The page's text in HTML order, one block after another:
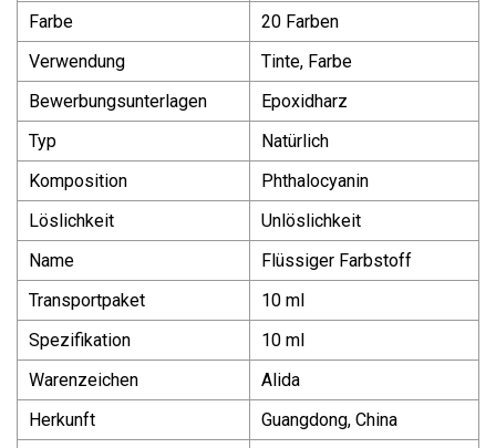
Farbe
20 Farben
Verwendung
Tinte, Farbe
Bewerbungsunterlagen
Epoxidharz
Typ
Natürlich
Komposition
Phthalocyanin
Löslichkeit
Unlöslichkeit
Name
Flüssiger Farbstoff
Transportpaket
10 ml
Spezifikation
10 ml
Warenzeichen
Alida
Herkunft
Guangdong, China